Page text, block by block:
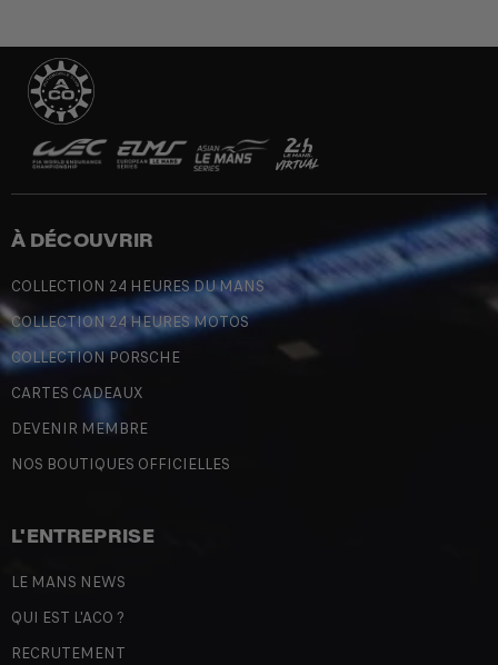
À DÉCOUVRIR
COLLECTION 24 HEURES DU MANS
COLLECTION 24 HEURES MOTOS
COLLECTION PORSCHE
CARTES CADEAUX
DEVENIR MEMBRE
NOS BOUTIQUES OFFICIELLES
L'ENTREPRISE
LE MANS NEWS
QUI EST L'ACO ?
RECRUTEMENT